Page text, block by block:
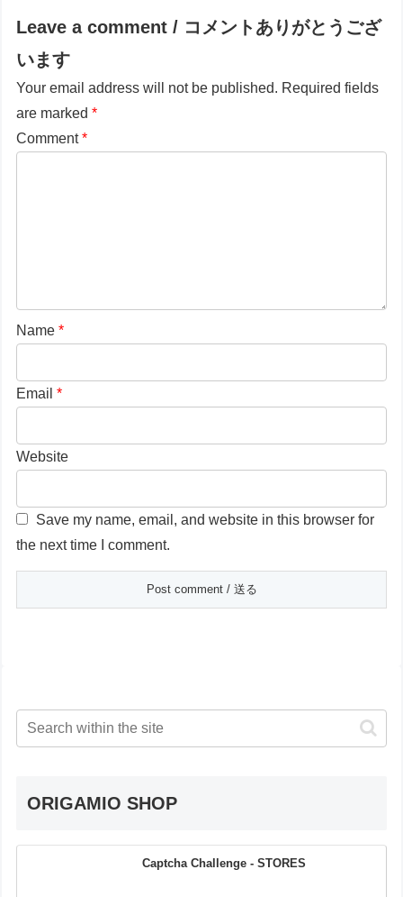
Leave a comment / コメントありがとうござ
います
Your email address will not be published. Required fields
are marked*
Comment*
Name*
Email*
Website
Save my name, email, and website in this browser for
the next time I comment.
ORIGAMIO SHOP
Captcha Challenge - STORES